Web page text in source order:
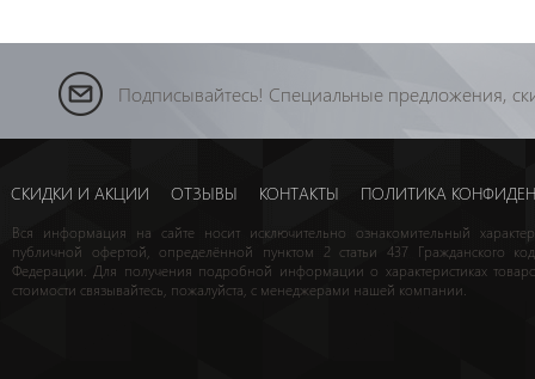
Подписывайтесь! Специальные предложения,
СКИДКИ И АКЦИИ ОТЗЫВЫ КОНТАКТЫ ПОЛИТИКА
Вся информация на сайте носит исключительно ознакомительный
публичной офертой, определённой пунктом 2 статьи 437 Гражданского
Федерации. Для получения подробной информации о характеристиках
стоимости связывайтесь, пожалуйста, с менеджерами нашей компании.